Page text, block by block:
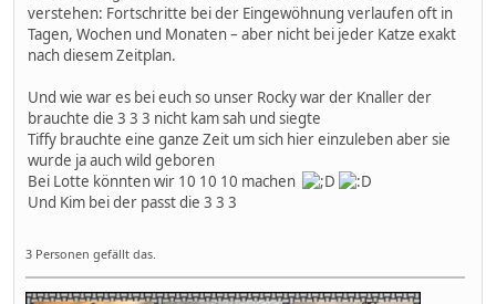
verstehen: Fortschritte bei der Eingewöhnung verlaufen oft in
Tagen, Wochen und Monaten – aber nicht bei jeder Katze exakt
nach diesem Zeitplan.
Und wie war es bei euch so unser Rocky war der Knaller der
brauchte die 3 3 3 nicht kam sah und siegte
Tiffy brauchte eine ganze Zeit um sich hier einzuleben aber sie
wurde ja auch wild geboren
Bei Lotte könnten wir 10 10 10 machen
Und Kim bei der passt die 3 3 3
3 Personen gefällt das.